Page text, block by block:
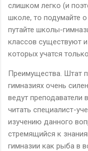
слишком легко (и
школе, то подумайте
путайте школы-
классов существуют
которых учатся
Преимущества. Штат
гимназиях очень
ведут преподаватели
читать специалист-
изучению данного
стремящийся к
гимназии как рыба в